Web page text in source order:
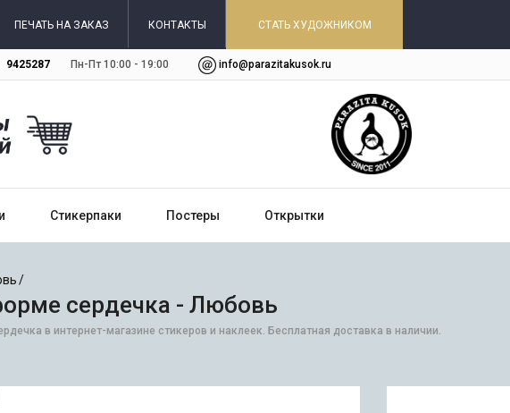
ПЕЧАТЬ НА ЗАКАЗ КОНТАКТЫ СТАТЬ ХУДОЖНИКОМ
9425287 Пн-Пт 10:00 - 19:00 info@parazitakusok.ru
Стикерпаки Постеры Открытки
сердечка - Любовь
в интернет-магазине стикеров и наклеек. Бесплатная доставка в наличии.